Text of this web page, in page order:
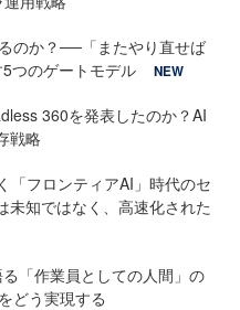
のか？──「またやり直せば
つのゲートモデル
NEW
360を発表したのか？AI
戦略
「フロンティアAI」時代のセ
知ではなく、高速化された
「作業員としての人間」の
どう実現する